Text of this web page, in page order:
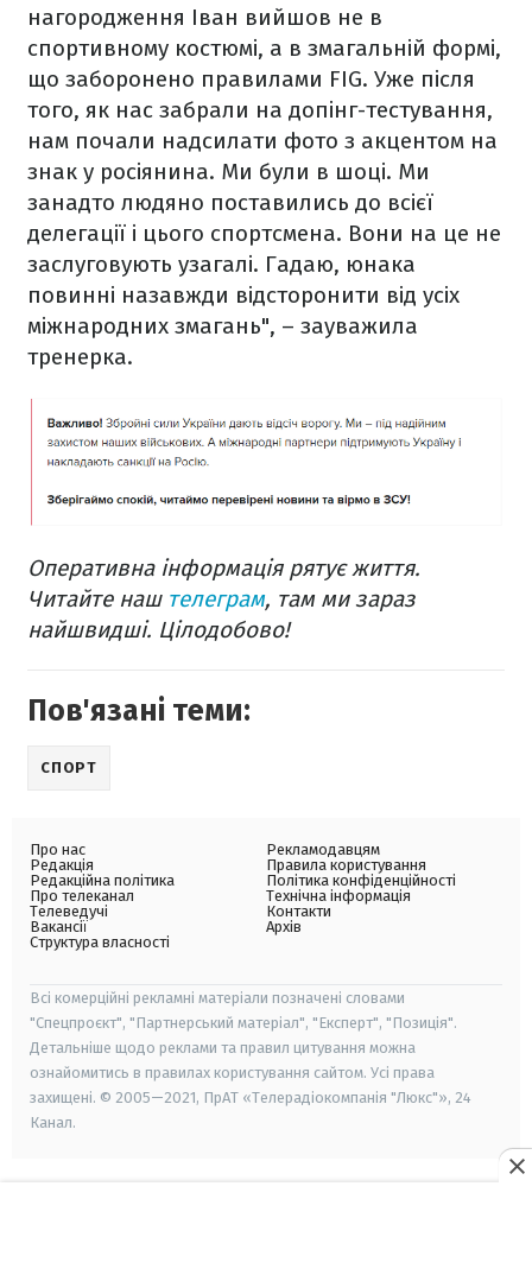
нагородження Іван вийшов не в
спортивному костюмі, а в змагальній формі,
що заборонено правилами FIG. Уже після
того, як нас забрали на допінг-тестування,
нам почали надсилати фото з акцентом на
знак у росіянина. Ми були в шоці. Ми
занадто людяно поставились до всієї
делегації і цього спортсмена. Вони на це не
заслуговують узагалі. Гадаю, юнака
повинні назавжди відсторонити від усіх
міжнародних змагань", – зауважила
тренерка.
Оперативна інформація рятує життя.
Читайте наш телеграм, там ми зараз
найшвидші. Цілодобово!
Пов'язані теми:
СПОРТ
Про нас
Редакція
Редакційна політика
Про телеканал
Телеведучі
Вакансії
Структура власності
Рекламодавцям
Правила користування
Політика конфіденційності
Технічна інформація
Контакти
Архів
Всі комерційні рекламні матеріали позначені словами
"Спецпроєкт", "Партнерський матеріал", "Експерт", "Позиція".
Детальніше щодо реклами та правил цитування можна
ознайомитись в правилах користування сайтом. Усі права
захищені. © 2005—2021, ПрАТ «Телерадіокомпанія "Люкс"», 24
Канал.